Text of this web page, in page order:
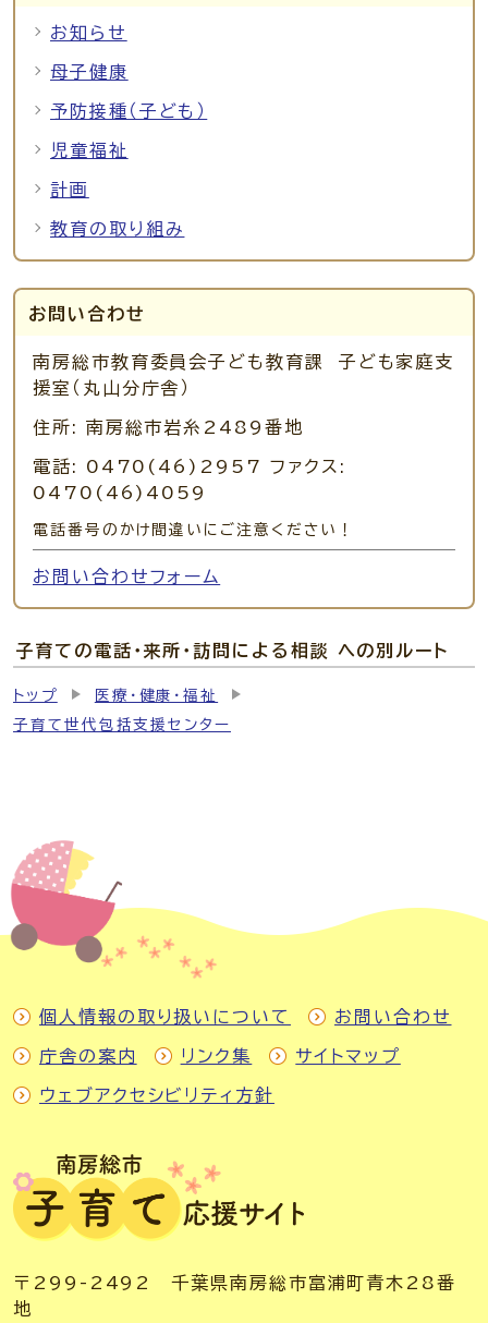
お知らせ
母子健康
予防接種（子ども）
児童福祉
計画
教育の取り組み
お問い合わせ
南房総市教育委員会子ども教育課 子ども家庭支
援室（丸山分庁舎）
住所: 南房総市岩糸2489番地
電話: 0470(46)2957 ファクス:
0470(46)4059
電話番号のかけ間違いにご注意ください！
お問い合わせフォーム
子育ての電話・来所・訪問による相談 への別ルート
トップ
医療・健康・福祉
子育て世代包括支援センター
個人情報の取り扱いについて お問い合わせ
庁舎の案内 リンク集 サイトマップ
ウェブアクセシビリティ方針
〒299-2492 千葉県南房総市富浦町青木28番
地